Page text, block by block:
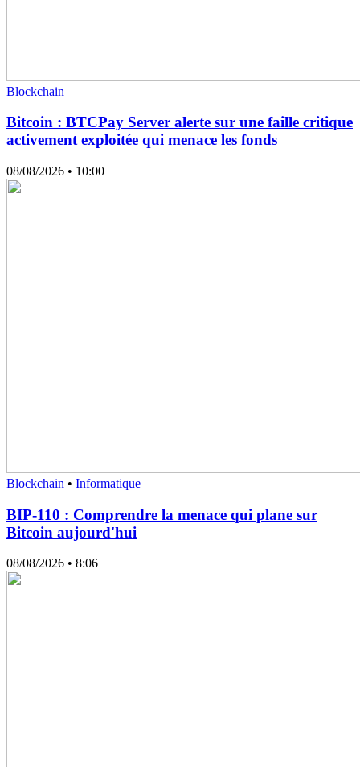
Blockchain
Bitcoin : BTCPay Server alerte sur une faille critique
activement exploitée qui menace les fonds
08/08/2026 • 10:00
Blockchain • Informatique
BIP-110 : Comprendre la menace qui plane sur
Bitcoin aujourd'hui
08/08/2026 • 8:06